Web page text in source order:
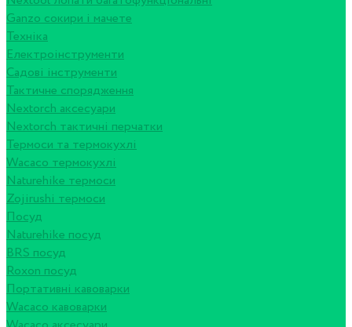
Ganzo сокири і мачете
Техніка
Електроінструменти
Садові інструменти
Тактичне спорядження
Nextorch аксесуари
Nextorch тактичні перчатки
Термоси та термокухлі
Wacaco термокухлі
Naturehike термоси
Zojirushi термоси
Посуд
Naturehike посуд
BRS посуд
Roxon посуд
Портативні кавоварки
Wacaco кавоварки